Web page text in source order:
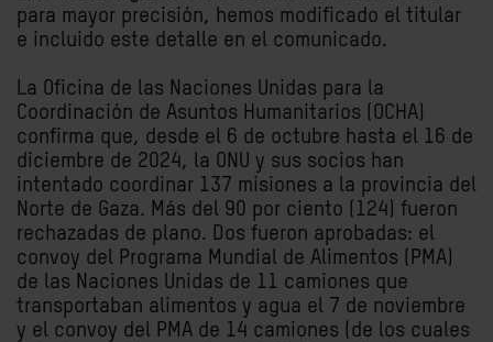
para mayor precisión, hemos modificado el titular
e incluido este detalle en el comunicado.
La Oficina de las Naciones Unidas para la
Coordinación de Asuntos Humanitarios (OCHA)
confirma que, desde el 6 de octubre hasta el 16 de
diciembre de 2024, la ONU y sus socios han
intentado coordinar 137 misiones a la provincia del
Norte de Gaza. Más del 90 por ciento (124) fueron
rechazadas de plano. Dos fueron aprobadas: el
convoy del Programa Mundial de Alimentos (PMA)
de las Naciones Unidas de 11 camiones que
transportaban alimentos y agua el 7 de noviembre
y el convoy del PMA de 14 camiones (de los cuales